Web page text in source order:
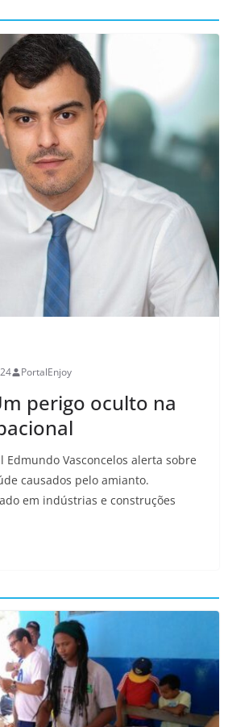
PortalEnjoy
perigo oculto na
Edmundo Vasconcelos alerta sobre
causados pelo amianto.
em indústrias e construções